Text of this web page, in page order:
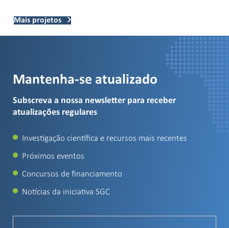
Mais projetos
Mantenha-se atualizado
Subscreva a nossa newsletter para receber
atualizações regulares
Investigação científica e recursos mais recentes
Próximos eventos
Concursos de financiamento
Notícias da iniciativa SGC